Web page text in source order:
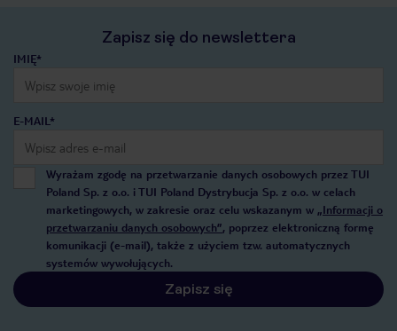
Zapisz się do newslettera
IMIĘ*
E-MAIL*
Wyrażam zgodę na przetwarzanie danych osobowych przez TUI
Poland Sp. z o.o. i TUI Poland Dystrybucja Sp. z o.o. w celach
marketingowych, w zakresie oraz celu wskazanym w „Informacji o
przetwarzaniu danych osobowych”, poprzez elektroniczną formę
komunikacji (e-mail), także z użyciem tzw. automatycznych
systemów wywołujących.
Zapisz się